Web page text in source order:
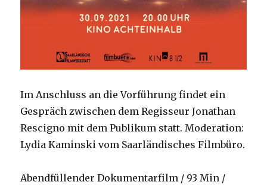
Im Anschluss an die Vorführung findet ein
Gespräch zwischen dem Regisseur Jonathan
Rescigno mit dem Publikum statt. Moderation:
Lydia Kaminski vom Saarländisches Filmbüro.
Abendfüllender Dokumentarfilm / 93 Min /